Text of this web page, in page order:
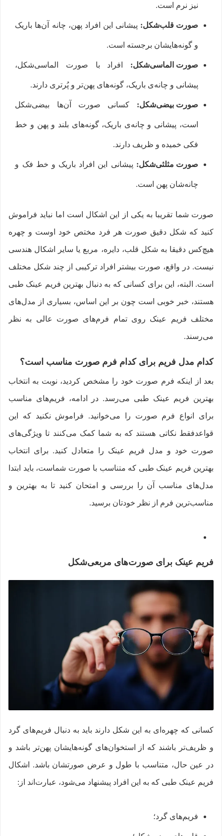
نیز نرم است.
صورت قلب‌شکل: پیشانی این افراد پهن، چانه آن‌ها باریک
و گونه‌هایشان برجسته است.
صورت‌ الماسی‌شکل: افراد با صورت الماسی‌شکل،
پیشانی و چانه‌ی باریک، گونه‌های پهن‌تر و پُرتری دارند.
صورت بیضی‌شکل: کسانی صورت آن‌ها بیضی‌شکل
است، پیشانی و چانه‌ی باریک، گونه‌های بلند و پهن و خط
فکی خمیده و ظریف دارند.
صورت مثلثی‌شکل: پیشانی این افراد باریک و خط فک و
چانه‌شان پهن است.
صورت شما تقریبا به یکی از این اشکال است اما نباید فراموش
کنید که شکل دقیق صورت هر فرد مختص خود اوست و چهره
هیچ‌کس دقیقا به شکل قلب، دایره، مربع یا سایر اشکال هندسی
نیست. در واقع، صورت بیشتر افراد ترکیبی از چند شکل مختلف
است. البته، این برای کسانی که به دنبال بهترین فریم عینک طبی
هستند، خبر خوبی است چون بر این اساس، بسیاری از مدل‌های
مختلف فریم عینک روی تمام فرم‌های صورت عالی به نظر
می‌رسند.
کدام مدل فریم برای کدام فرم صورت مناسب است؟
بعد از اینکه فرم صورت خود را مشخص کردید، نوبت به انتخاب
بهترین فریم عینک طبی می‌رسد. در ادامه، فریم‌های مناسب
برای انواع فرم صورت را می‌خوانید. فراموش نکنید که این
قواعدفقط نکاتی هستند که به شما کمک می‌کنند تا ویژگی‌های
صورت خود و مدل فریم عینک را متعادل کنید. برای انتخاب
بهترین فریم عینک طبی که متناسب با صورت شماست، باید ابتدا
مدل‌های مناسب آن را بررسی و امتحان کنید تا به بهترین و
مناسب‌ترین فرم از نظر خودتان برسید.
فریم عینک برای صورت‌های مربعی‌شکل
کسانی که چهره‌ای به این شکل دارند باید به دنبال فریم‌های گرد
و ظریف‌تر باشند که از استخوان‌های گونه‌هایشان پهن‌تر باشد و
در عین حال، متناسب با طول و عرض صورتشان باشد. اشکال
فریم عینک طبی که به این افراد پیشنهاد می‌شود، عبارت‌اند از:
فریم‌های گرد؛